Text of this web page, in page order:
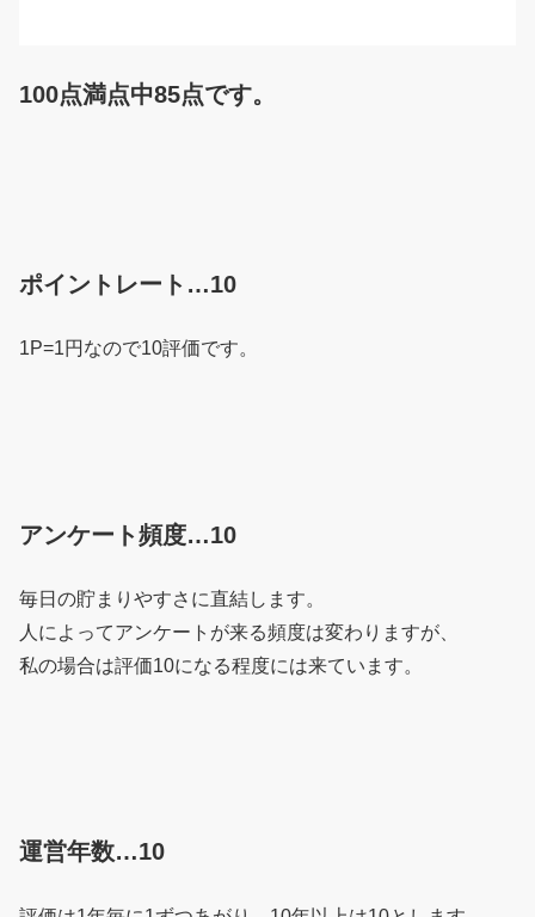
100点満点中85点です。
ポイントレート…10
1P=1円なので10評価です。
アンケート頻度…10
毎日の貯まりやすさに直結します。
人によってアンケートが来る頻度は変わりますが、
私の場合は評価10になる程度には来ています。
運営年数…10